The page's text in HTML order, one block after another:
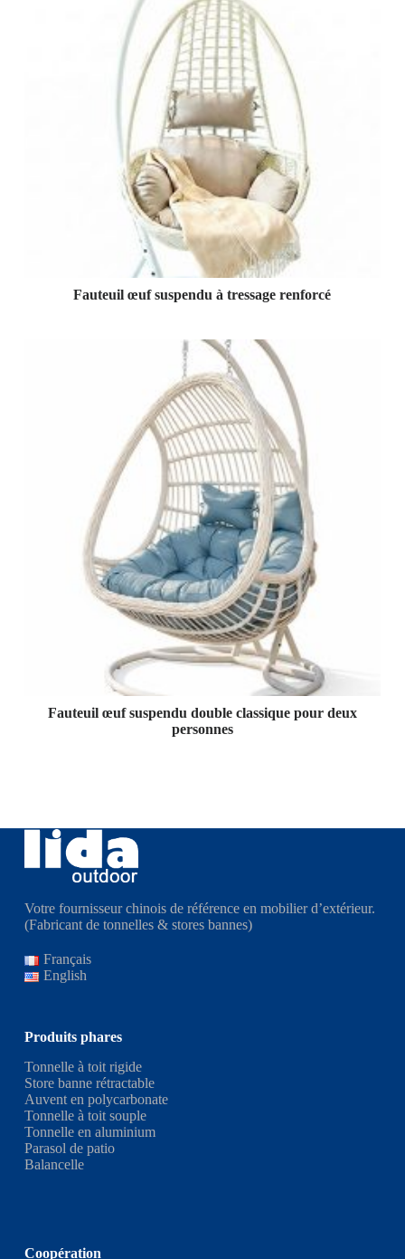
Fauteuil œuf suspendu à tressage renforcé
Fauteuil œuf suspendu double classique pour deux
personnes
Votre fournisseur chinois de référence en mobilier d’extérieur.
(Fabricant de tonnelles & stores bannes)
Français
English
Produits phares
Tonnelle à toit rigide
Store banne rétractable
Auvent en polycarbonate
Tonnelle à toit souple
Tonnelle en aluminium
Parasol de patio
Balancelle
Coopération